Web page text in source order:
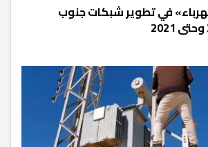
في تطوير شبكات جنوب